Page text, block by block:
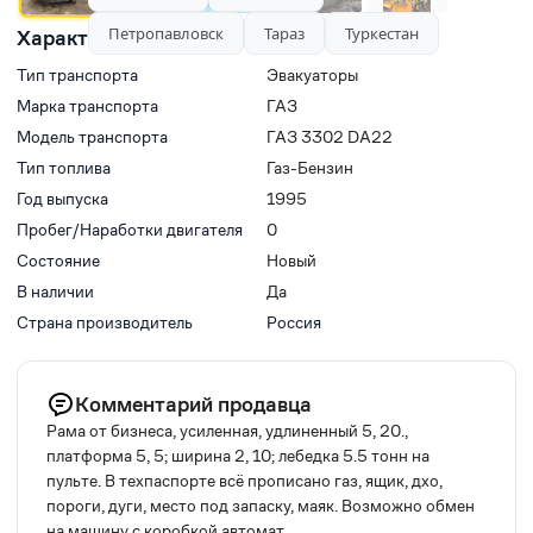
Характеристики
Тип транспорта
Эвакуаторы
Марка транспорта
ГАЗ
Модель транспорта
ГАЗ 3302 DA22
Тип топлива
Газ-Бензин
Год выпуска
1995
Пробег/Наработки двигателя
0
Состояние
Новый
В наличии
Да
Страна производитель
Россия
Комментарий продавца
Рама от бизнеса, усиленная, удлиненный 5, 20.,
платформа 5, 5; ширина 2, 10; лебедка 5.5 тонн на
пульте. В техпаспорте всё прописано газ, ящик, дхо,
пороги, дуги, место под запаску, маяк. Возможно обмен
Петропавловск
Тараз Туркестан